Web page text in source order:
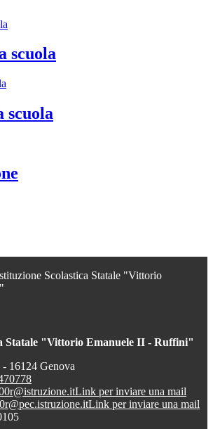
scuola
scuola
Scolastica Statale "Vittorio
Statale "Vittorio Emanuele II - Ruffini"
16124 Genova
Link per inviare una mail
Link per inviare una mail